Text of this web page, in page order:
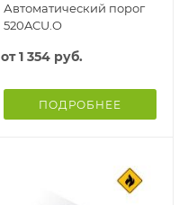
Автоматический порог
520ACU.O
от1 354 руб.
ПОДРОБНЕЕ